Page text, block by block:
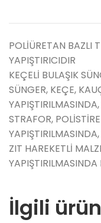
POLİÜRETAN BAZLI
YAPIŞTIRICIDIR
KEÇELİ BULAŞIK
SÜNGER, KEÇE,
STRAFOR,
ZIT HAREKETLİ
YAPIŞTIRILMASINDA
İlgili